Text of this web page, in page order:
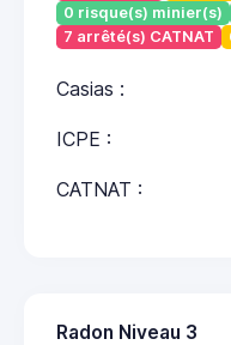
0 risque(s) minier(s)
7 arrêté(s) CATNAT
Casias :
ICPE :
CATNAT :
Radon Niveau 3